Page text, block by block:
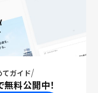
ガイド
料公開中！